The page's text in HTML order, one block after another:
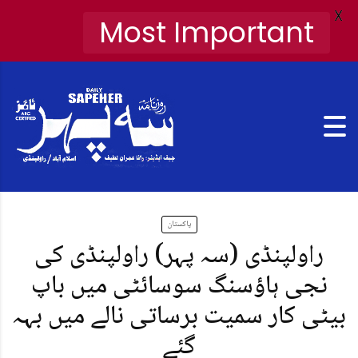
پاکستان
راولپنڈی (سہ پہر) راولپنڈی کی
نجی ہاؤسنگ سوسائٹی میں باپ
بیٹی کار سمیت برساتی نالے میں بہہ
گئے
Most Important X